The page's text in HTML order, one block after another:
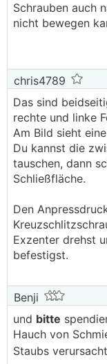
Schrauben auch
nicht bewegen
chris4789
Das sind
rechte und linke
Am Bild sieht
Du kannst die
tauschen, dann
Schließfläche.
Den
Exzenter drehst
befestigst.
Benji
und bitte
Hauch von
Staubs